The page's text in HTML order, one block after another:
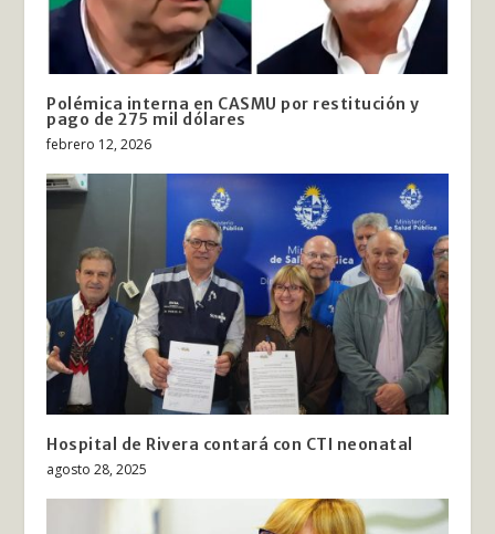
Polémica interna en CASMU por restitución y
pago de 275 mil dólares
febrero 12, 2026
Hospital de Rivera contará con CTI neonatal
agosto 28, 2025